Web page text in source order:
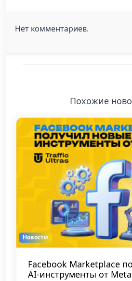
Нет комментариев.
Похожие
Новости
Facebook Marketplace
AI-инструменты от Meta